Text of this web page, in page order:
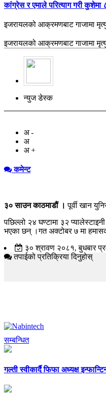
कांग्रेस र एमाले परित्याग गरी
इजरायलको आक्रमणबाट गाजामा
इजरायलको आक्रमणबाट गाजामा
न्युज डेस्क
अ -
अ
अ +
कमेन्ट
३० साउन काठमाडौं । पूर्वी खान
पछिल्लो २४ घण्टामा ३२
भएका छन् ।गत अक्टोबर ७ मा
३० श्रावण २०८१, बुधबार
तपाईको प्रतिक्रिया दिनुहोस्
सम्बन्धित
गल्ती स्वीकार्दै फिफा अध्यक्ष